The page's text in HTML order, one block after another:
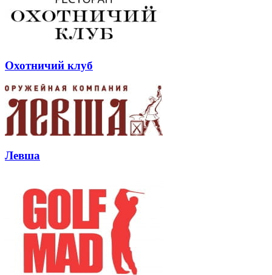
Охотничий клуб
Левша